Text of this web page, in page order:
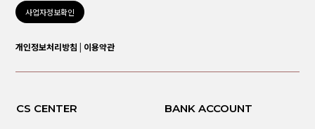
사업자정보확인
개인정보처리방침 이용약관
CS CENTER BANK ACCOUNT